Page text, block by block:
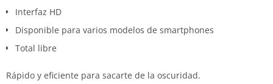
Interfaz HD
Disponible para varios modelos de smartphones
Total libre
Rápido y eficiente para sacarte de la oscuridad.